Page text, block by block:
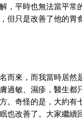
，平時也無法當平
但只是改善了他的胃
來，而我當時居然
過敏、濕疹，醫生都
。奇怪的是，大約
也改善了。大家繼